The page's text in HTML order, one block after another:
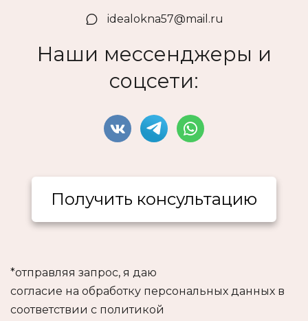
idealokna57@mail.ru
Наши мессенджеры и
соцсети:
Получить консультацию
*отправляя запрос, я даю
согласие на обработку персональных данных в
соответствии с политикой